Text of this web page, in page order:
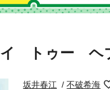
イ トゥー ヘ
坂井春江 不破希海